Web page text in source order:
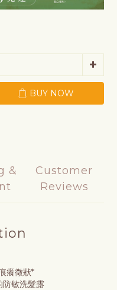
BUY NOW
&
Customer
Reviews
癢徵狀*
防敏洗髮露